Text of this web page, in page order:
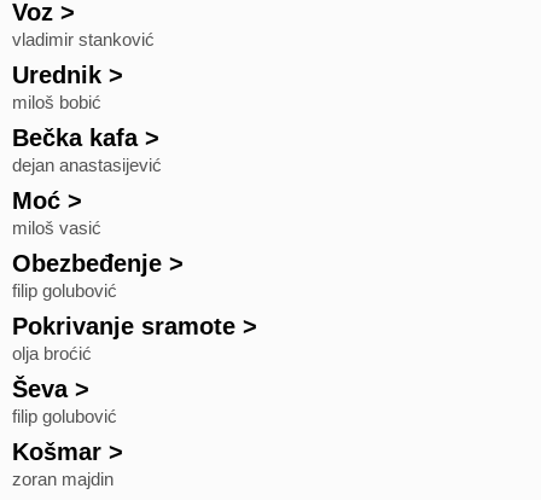
Voz >
vladimir stanković
Urednik >
miloš bobić
Bečka kafa>
dejan anastasijević
Moć >
miloš vasić
Obezbeđenje >
filip golubović
Pokrivanje sramote >
olja broćić
Ševa>
filip golubović
Košmar >
zoran majdin